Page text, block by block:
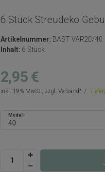
6 Stück Streudeko
Artikelnummer: BAST VAR20/40
Inhalt: 6 Stück
2,95 €
inkl. 19% MwSt., zzgl. Versand
Modell